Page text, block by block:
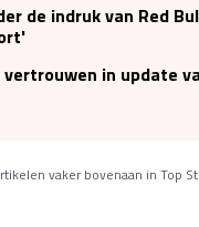
de indruk van Red
in update
vaker bovenaan in Top